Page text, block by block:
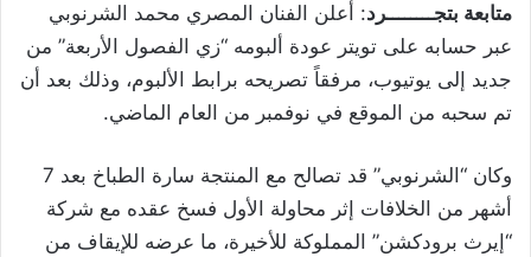
متابعة بتجــــــــرد: أعلن الفنان المصري محمد الشرنوبي
عبر حسابه على تويتر عودة ألبومه “زي الفصول الأربعة” من
جديد إلى يوتيوب، مرفقاً تصريحه برابط الألبوم، وذلك بعد أن
تم سحبه من الموقع في نوفمبر من العام الماضي.
وكان “الشرنوبي” قد تصالح مع المنتجة سارة الطباخ بعد 7
أشهر من الخلافات إثر محاولة الأول فسخ عقده مع شركة
“إيرث برودكشن” المملوكة للأخيرة، ما عرضه للإيقاف من